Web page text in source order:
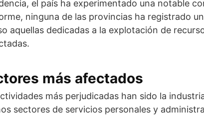
el país ha experimentado una notable
ninguna de las provincias ha registrado
aquellas dedicadas a la explotación de
más afectados
más perjudicadas han sido la
sectores de servicios personales y